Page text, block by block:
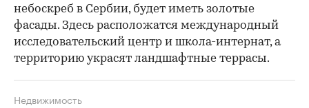
небоскреб в Сербии, будет иметь золотые
фасады. Здесь расположатся международный
исследовательский центр и школа-интернат, а
территорию украсят ландшафтные террасы.
Недвижимость